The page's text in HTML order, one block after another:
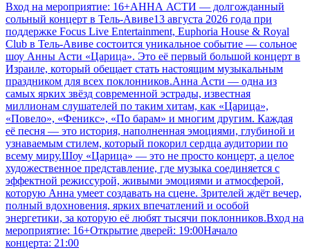
Вход на мероприятие: 16+АННА АСТИ — долгожданный
сольный концерт в Тель-Авиве13 августа 2026 года при
поддержке Focus Live Entertainment, Euphoria House & Royal
Club в Тель-Авиве состоится уникальное событие — сольное
шоу Анны Асти «Царица». Это её первый большой концерт в
Израиле, который обещает стать настоящим музыкальным
праздником для всех поклонников.Анна Асти — одна из
самых ярких звёзд современной эстрады, известная
миллионам слушателей по таким хитам, как «Царица»,
«Повело», «Феникс», «По барам» и многим другим. Каждая
её песня — это история, наполненная эмоциями, глубиной и
узнаваемым стилем, который покорил сердца аудитории по
всему миру.Шоу «Царица» — это не просто концерт, а целое
художественное представление, где музыка соединяется с
эффектной режиссурой, живыми эмоциями и атмосферой,
которую Анна умеет создавать на сцене. Зрителей ждёт вечер,
полный вдохновения, ярких впечатлений и особой
энергетики, за которую её любят тысячи поклонников.Вход на
мероприятие: 16+Открытие дверей: 19:00Начало
концерта: 21:00